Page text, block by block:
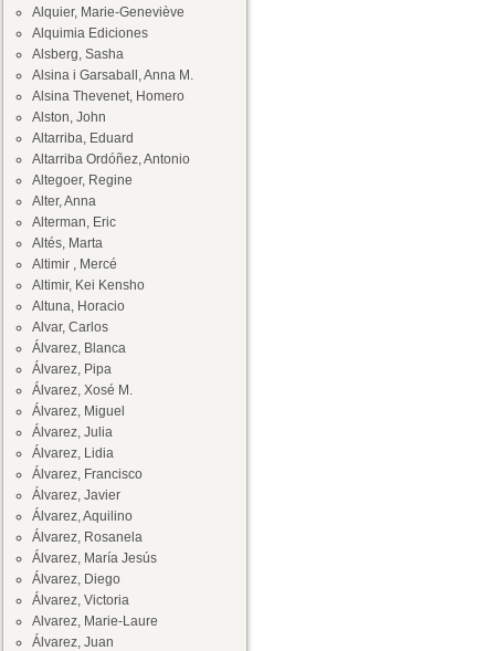
Alquier, Marie-Geneviève
Alquimia Ediciones
Alsberg, Sasha
Alsina i Garsaball, Anna M.
Alsina Thevenet, Homero
Alston, John
Altarriba, Eduard
Altarriba Ordóñez, Antonio
Altegoer, Regine
Alter, Anna
Alterman, Eric
Altés, Marta
Altimir , Mercé
Altimir, Kei Kensho
Altuna, Horacio
Alvar, Carlos
Álvarez, Blanca
Álvarez, Pipa
Álvarez, Xosé M.
Álvarez, Miguel
Álvarez, Julia
Álvarez, Lidia
Álvarez, Francisco
Álvarez, Javier
Álvarez, Aquilino
Álvarez, Rosanela
Álvarez, María Jesús
Álvarez, Diego
Álvarez, Victoria
Alvarez, Marie-Laure
Álvarez, Juan